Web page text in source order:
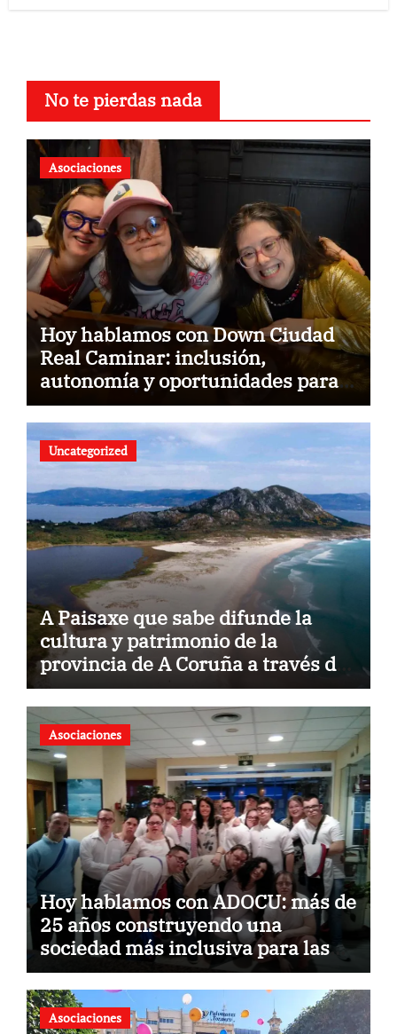
No te pierdas nada
Asociaciones
Hoy hablamos con Down Ciudad
Real Caminar: inclusión,
autonomía y oportunidades para
construir un futuro sin barreras
Uncategorized
A Paisaxe que sabe difunde la
cultura y patrimonio de la
provincia de A Coruña a través de
su gastronomía
Asociaciones
Hoy hablamos con ADOCU: más de
25 años construyendo una
sociedad más inclusiva para las
personas con síndrome de Down
Asociaciones